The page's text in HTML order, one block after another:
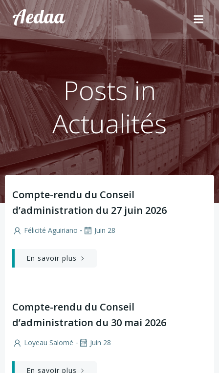
Aller
au
contenu
Aedaa
Posts in
Actualités
Compte-rendu du Conseil
d’administration du 27 juin 2026
Félicité Aguiriano - Juin 28
En savoir plus
Compte-rendu du Conseil
d’administration du 30 mai 2026
Loyeau Salomé - Juin 28
En savoir plus